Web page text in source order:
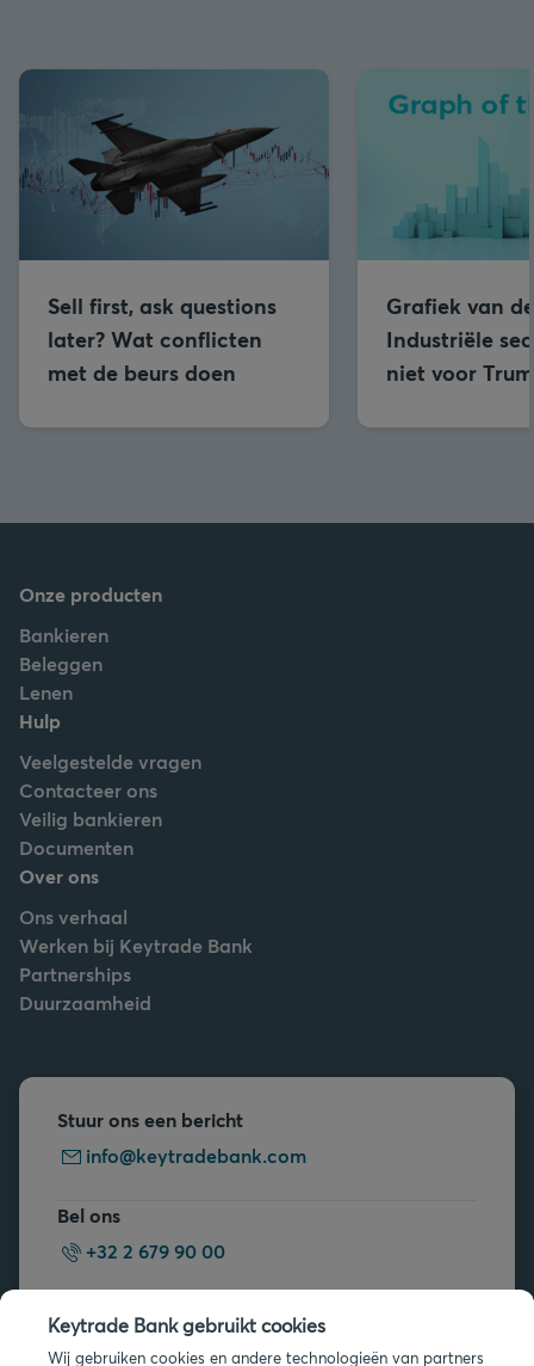
Sell first, ask questions
later? Wat conflicten
met de beurs doen
Grafiek van
Industriële
niet voor
Onze producten
Bankieren
Beleggen
Lenen
Hulp
Veelgestelde vragen
Contacteer ons
Veilig bankieren
Documenten
Over ons
Ons verhaal
Werken bij Keytrade Bank
Partnerships
Duurzaamheid
Stuur ons een bericht
info@keytradebank.com
Bel ons
+32 2 679 90 00
Veelgestelde vragen
Keytrade Bank gebruikt cookies
Wij gebruiken cookies en andere technologieën van partners